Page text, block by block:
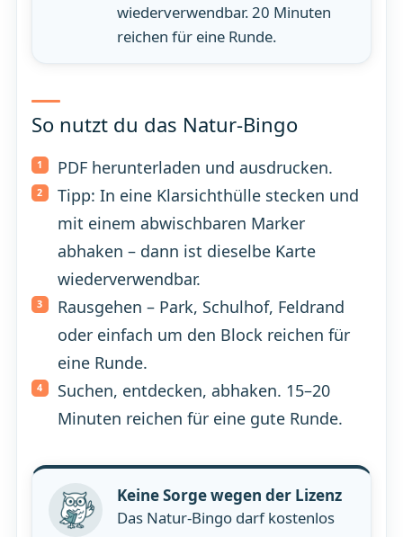
wiederverwendbar. 20 Minuten
reichen für eine Runde.
So nutzt du das Natur-Bingo
PDF herunterladen und ausdrucken.
Tipp: In eine Klarsichthülle stecken und
mit einem abwischbaren Marker
abhaken – dann ist dieselbe Karte
wiederverwendbar.
Rausgehen – Park, Schulhof, Feldrand
oder einfach um den Block reichen für
eine Runde.
Suchen, entdecken, abhaken. 15–20
Minuten reichen für eine gute Runde.
Keine Sorge wegen der Lizenz
Das Natur-Bingo darf kostenlos